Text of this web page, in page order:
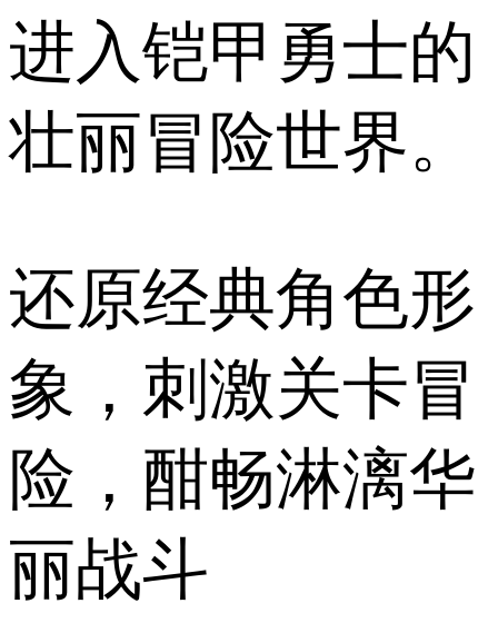
进入铠甲勇士的
壮丽冒险世界。
还原经典角色形
象，刺激关卡冒
险，酣畅淋漓华
丽战斗